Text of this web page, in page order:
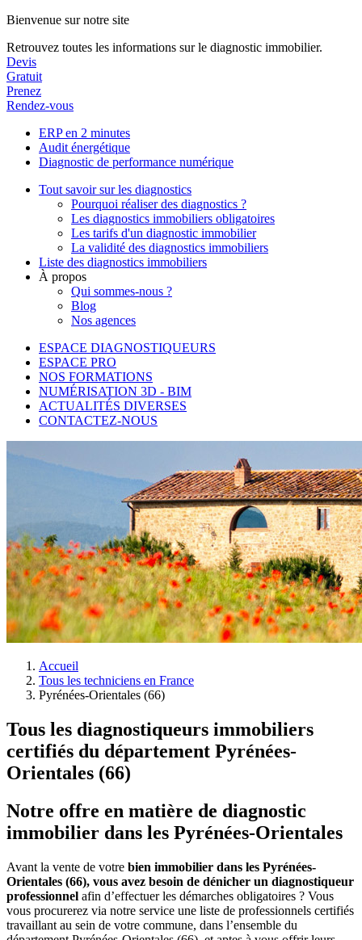
Bienvenue sur notre site
Retrouvez toutes les informations sur le diagnostic immobilier.
Devis
Gratuit
Prenez
Rendez-vous
ERP en 2 minutes
Audit énergétique
Diagnostic de performance numérique
Tout savoir sur les diagnostics
Pourquoi réaliser des diagnostics ?
Les diagnostics immobiliers obligatoires
Les tarifs d'un diagnostic immobilier
La validité des diagnostics immobiliers
Liste des diagnostics immobiliers
À propos
Qui sommes-nous ?
Blog
Nos agences
ESPACE DIAGNOSTIQUEURS
ESPACE PRO
NOS FORMATIONS
NUMÉRISATION 3D - BIM
ACTUALITÉS DIVERSES
CONTACTEZ-NOUS
Accueil
Tous les techniciens en France
Pyrénées-Orientales (66)
Tous les diagnostiqueurs immobiliers
certifiés du département Pyrénées-
Orientales (66)
Notre offre en matière de diagnostic
immobilier dans les Pyrénées-Orientales
Avant la vente de votre bien immobilier dans les Pyrénées-
Orientales (66), vous avez besoin de dénicher un diagnostiqueur
professionnel afin d’effectuer les démarches obligatoires ? Vous
vous procurerez via notre service une liste de professionnels certifiés
travaillant au sein de votre commune, dans l’ensemble du